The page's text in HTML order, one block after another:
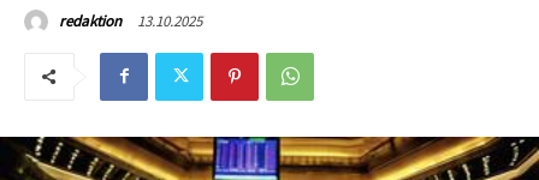
redaktion 13.10.2025